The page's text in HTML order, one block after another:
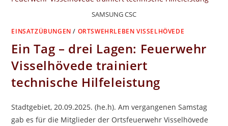
PERSONEN
SAMSUNG CSC
EINSATZÜBUNGEN / ORTSWEHRLEBEN VISSELHÖVEDE
Ein Tag – drei Lagen: Feuerwehr
Visselhövede trainiert
technische Hilfeleistung
Stadtgebiet, 20.09.2025. (he.h). Am vergangenen Samstag
gab es für die Mitglieder der Ortsfeuerwehr Visselhövede